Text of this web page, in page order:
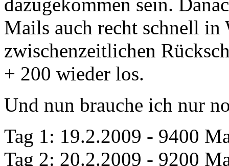
dazugekommen sein.
Mails auch recht schnell
zwischenzeitlichen
+ 200 wieder los.
Und nun brauche ich nur
Tag 1: 19.2.2009 - 9400
Tag 2: 20.2.2009 - 9200